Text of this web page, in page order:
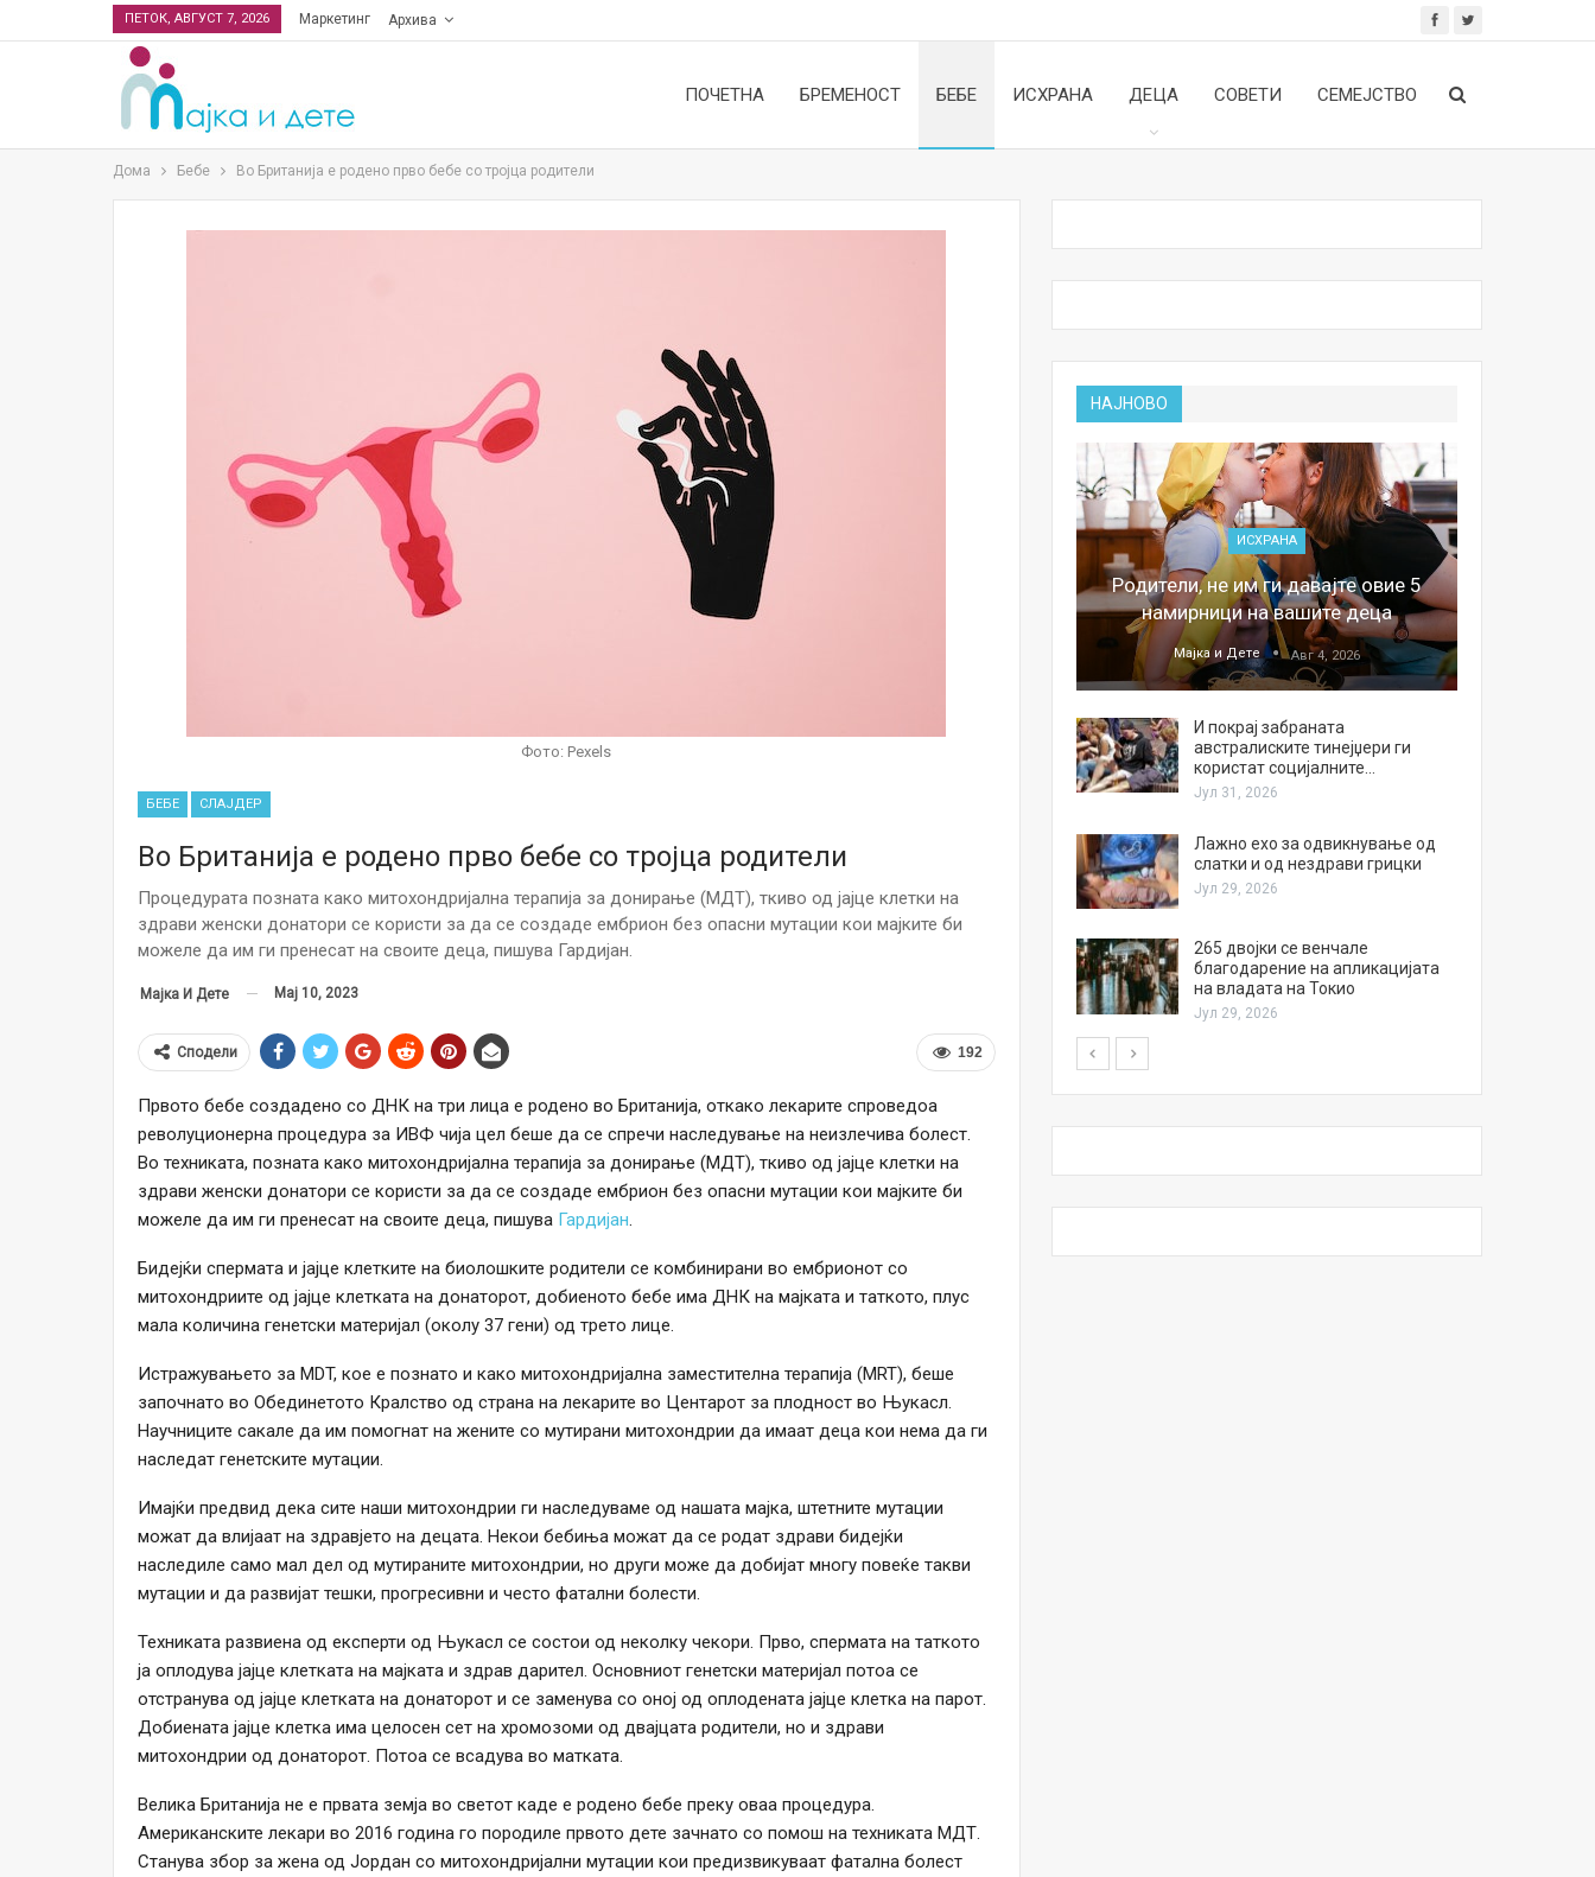
ПЕТОК, АВГУСТ 7, 2026 Маркетинг Архива
ПОЧЕТНА БРЕМЕНОСТ БЕБЕ ИСХРАНА ДЕЦА СОВЕТИ СЕМЕЈСТВО
Дома Бебе Во Британија е родено прво бебе со тројца родители
Фото: Pexels
БЕБЕ СЛАЈДЕР
Во Британија е родено прво бебе со тројца родители
Процедурата позната како митохондријална терапија за донирање (МДТ), ткиво од јајце клетки на
здрави женски донатори се користи за да се создаде ембрион без опасни мутации кои мајките би
можеле да им ги пренесат на своите деца, пишува Гардијан.
Мајка И Дете Мај 10, 2023
192
Сподели
Првото бебе создадено со ДНК на три лица е родено во Британија, откако лекарите спроведоа
револуционерна процедура за ИВФ чија цел беше да се спречи наследување на неизлечива болест.
Во техниката, позната како митохондријална терапија за донирање (МДТ), ткиво од јајце клетки на
здрави женски донатори се користи за да се создаде ембрион без опасни мутации кои мајките би
можеле да им ги пренесат на своите деца, пишува Гардијан.
Бидејќи спермата и јајце клетките на биолошките родители се комбинирани во ембрионот со
митохондриите од јајце клетката на донаторот, добиеното бебе има ДНК на мајката и таткото, плус
мала количина генетски материјал (околу 37 гени) од трето лице.
Истражувањето за MDT, кое е познато и како митохондријална заместителна терапија (MRT), беше
започнато во Обединетото Кралство од страна на лекарите во Центарот за плодност во Њукасл.
Научниците сакале да им помогнат на жените со мутирани митохондрии да имаат деца кои нема да ги
наследат генетските мутации.
Имајќи предвид дека сите наши митохондрии ги наследуваме од нашата мајка, штетните мутации
можат да влијаат на здравјето на децата. Некои бебиња можат да се родат здрави бидејќи
наследиле само мал дел од мутираните митохондрии, но други може да добијат многу повеќе такви
мутации и да развијат тешки, прогресивни и често фатални болести.
Техниката развиена од експерти од Њукасл се состои од неколку чекори. Прво, спермата на таткото
ја оплодува јајце клетката на мајката и здрав дарител. Основниот генетски материјал потоа се
отстранува од јајце клетката на донаторот и се заменува со оној од оплодената јајце клетка на парот.
Добиената јајце клетка има целосен сет на хромозоми од двајцата родители, но и здрави
митохондрии од донаторот. Потоа се всадува во матката.
Велика Британија не е првата земја во светот каде е родено бебе преку оваа процедура.
Американските лекари во 2016 година го породиле првото дете зачнато со помош на техниката МДТ.
Станува збор за жена од Јордан со митохондријални мутации кои предизвикуваат фатална болест
НАЈНОВО
Малолетниците ќе бидат офлајн до
15-тата година: Франција воведе
идентични ќерки: Чудо што се
Јул 21, 2026
ИСХРАНА
Родители, не им ги давајте овие 5
намирници на вашите деца
Мајка и Дете Авг 4, 2026
И покрај забраната
австралиските тинејџери ги
користат социјалните…
Јул 31, 2026
Лажно ехо за одвикнување од
слатки и од нездрави грицки
Јул 29, 2026
265 двојки се венчале
благодарение на апликацијата
на владата на Токио
Јул 29, 2026